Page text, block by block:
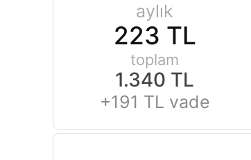
aylık
223 TL
toplam
1.340 TL
+191 TL vade